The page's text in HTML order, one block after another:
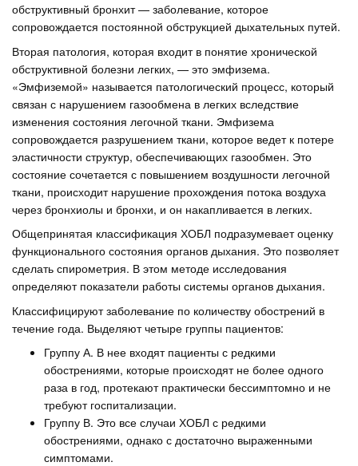
обструктивный бронхит — заболевание, которое
сопровождается постоянной обструкцией дыхательных путей.
Вторая патология, которая входит в понятие хронической
обструктивной болезни легких, — это эмфизема.
«Эмфиземой» называется патологический процесс, который
связан с нарушением газообмена в легких вследствие
изменения состояния легочной ткани. Эмфизема
сопровождается разрушением ткани, которое ведет к потере
эластичности структур, обеспечивающих газообмен. Это
состояние сочетается с повышением воздушности легочной
ткани, происходит нарушение прохождения потока воздуха
через бронхиолы и бронхи, и он накапливается в легких.
Общепринятая классификация ХОБЛ подразумевает оценку
функционального состояния органов дыхания. Это позволяет
сделать спирометрия. В этом методе исследования
определяют показатели работы системы органов дыхания.
Классифицируют заболевание по количеству обострений в
течение года. Выделяют четыре группы пациентов:
Группу А. В нее входят пациенты с редкими
обострениями, которые происходят не более одного
раза в год, протекают практически бессимптомно и не
требуют госпитализации.
Группу В. Это все случаи ХОБЛ с редкими
обострениями, однако с достаточно выраженными
симптомами.